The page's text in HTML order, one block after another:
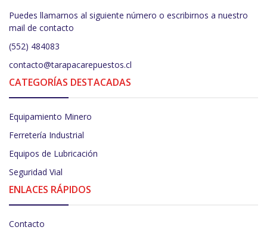
Puedes llamarnos al siguiente número o escribirnos a nuestro
mail de contacto
(552) 484083
contacto@tarapacarepuestos.cl
CATEGORÍAS DESTACADAS
Equipamiento Minero
Ferretería Industrial
Equipos de Lubricación
Seguridad Vial
ENLACES RÁPIDOS
Contacto